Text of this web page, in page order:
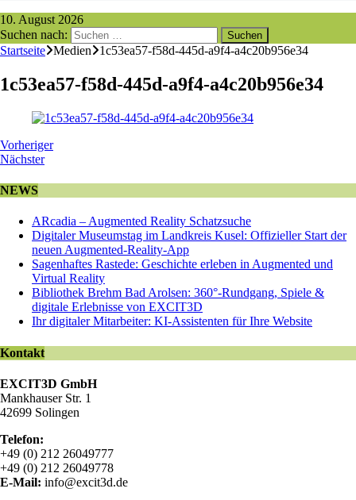
10. August 2026
Suchen nach:
Startseite Medien 1c53ea57-f58d-445d-a9f4-a4c20b956e34
1c53ea57-f58d-445d-a9f4-a4c20b956e34
Vorheriger
Nächster
NEWS
ARcadia – Augmented Reality Schatzsuche
Digitaler Museumstag im Landkreis Kusel: Offizieller Start der
neuen Augmented-Reality-App
Sagenhaftes Rastede: Geschichte erleben in Augmented und
Virtual Reality
Bibliothek Brehm Bad Arolsen: 360°-Rundgang, Spiele &
digitale Erlebnisse von EXCIT3D
Ihr digitaler Mitarbeiter: KI-Assistenten für Ihre Website
Kontakt
EXCIT3D GmbH
Mankhauser Str. 1
42699 Solingen
Telefon:
+49 (0) 212 26049777
+49 (0) 212 26049778
E-Mail: info@excit3d.de